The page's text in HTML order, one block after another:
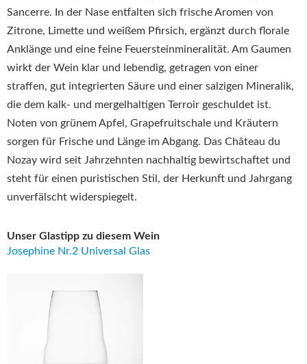
Sancerre. In der Nase entfalten sich frische Aromen von
Zitrone, Limette und weißem Pfirsich, ergänzt durch florale
Anklänge und eine feine Feuersteinmineralität. Am Gaumen
wirkt der Wein klar und lebendig, getragen von einer
straffen, gut integrierten Säure und einer salzigen Mineralik,
die dem kalk- und mergelhaltigen Terroir geschuldet ist.
Noten von grünem Apfel, Grapefruitschale und Kräutern
sorgen für Frische und Länge im Abgang. Das Château du
Nozay wird seit Jahrzehnten nachhaltig bewirtschaftet und
steht für einen puristischen Stil, der Herkunft und Jahrgang
unverfälscht widerspiegelt.
Unser Glastipp zu diesem Wein
Josephine Nr.2 Universal Glas